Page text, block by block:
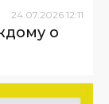
24.07.2026 12:11
о